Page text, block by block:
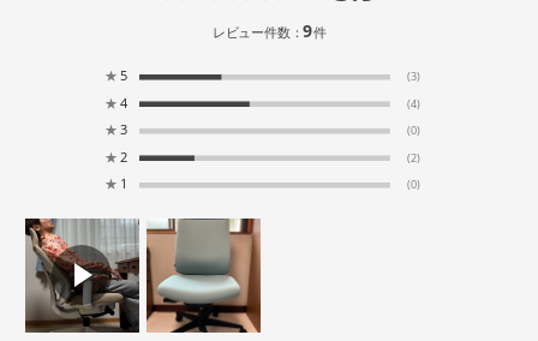
レビュー件数：9件
★ 5 (3)
★ 4 (4)
★ 3 (0)
★ 2 (2)
★ 1 (0)